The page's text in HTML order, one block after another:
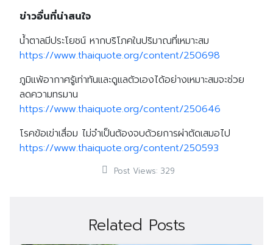
ข่าวอื่นที่น่าสนใจ
น้ำตาลมีประโยชน์ หากบริโภคในปริมาณที่เหมาะสม
https://www.thaiquote.org/content/250698
ภูมิแพ้อากาศรู้เท่าทันและดูแลตัวเองได้อย่างเหมาะสมจะช่วย
ลดความทรมาน
https://www.thaiquote.org/content/250646
โรคข้อเข่าเสื่อม ไม่จำเป็นต้องจบด้วยการผ่าตัดเสมอไป
https://www.thaiquote.org/content/250593
Post Views: 329
Related Posts